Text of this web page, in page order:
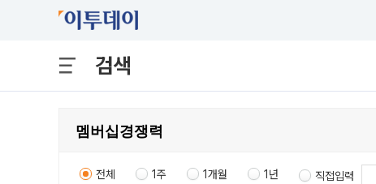
검색
전체 1주 1개월 1년 직접입력